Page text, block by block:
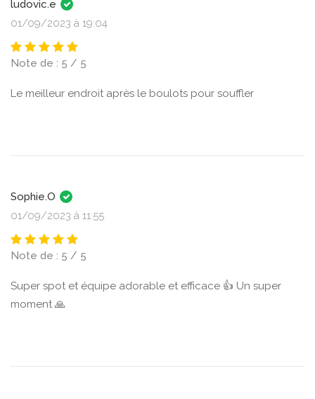
ludovic.e
01/09/2023 à 19:04
Note de : 5 / 5
Le meilleur endroit après le boulots pour souffler
Sophie.O
01/09/2023 à 11:55
Note de : 5 / 5
Super spot et équipe adorable et efficace 👍 Un super
moment 🙏